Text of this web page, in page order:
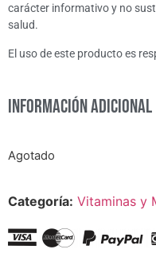
carácter informativo y no
salud.
El uso de este producto es
Información adicional
Agotado
Categoría: Vitaminas y